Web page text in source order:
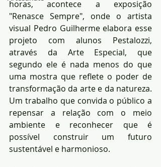
horas, acontece a exposição
"Renasce Sempre", onde o artista
visual Pedro Guilherme elabora esse
projeto com alunos Pestalozzi,
através da Arte Especial, que
segundo ele é nada menos do que
uma mostra que reflete o poder de
transformação da arte e da natureza.
Um trabalho que convida o público a
repensar a relação com o meio
ambiente e reconhecer que é
possível construir um futuro
sustentável e harmonioso.